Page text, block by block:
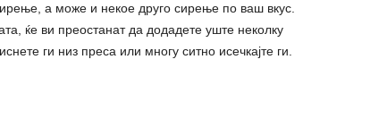
а може и некое друго сирење по ваш вкус.
ќе ви преостанат да додадете уште неколку
ги низ преса или многу ситно исечкајте ги.